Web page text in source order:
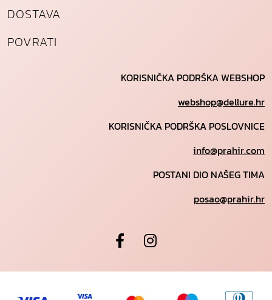
DOSTAVA
POVRATI
KORISNIČKA PODRŠKA WEBSHOP
webshop@dellure.hr
KORISNIČKA PODRŠKA POSLOVNICE
info@prahir.com
POSTANI DIO NAŠEG TIMA
posao@prahir.hr